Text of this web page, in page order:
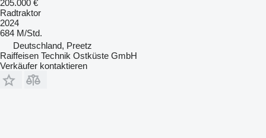
205.000 €
Radtraktor
2024
684 M/Std.
Deutschland, Preetz
Raiffeisen Technik Ostküste GmbH
Verkäufer kontaktieren